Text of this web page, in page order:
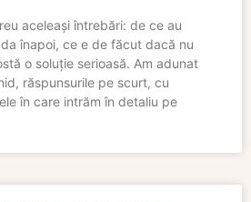
aceleași întrebări: de ce au
înapoi, ce e de făcut dacă nu
o soluție serioasă. Am adunat
răspunsurile pe scurt, cu
în care intrăm în detaliu pe